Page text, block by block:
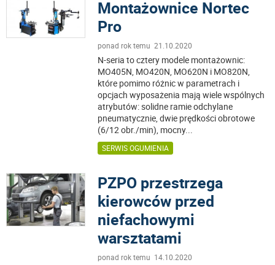
Montażownice Nortec
Pro
ponad rok temu 21.10.2020
N-seria to cztery modele montażownic:
MO405N, MO420N, MO620N i MO820N,
które pomimo różnic w parametrach i
opcjach wyposażenia mają wiele wspólnych
atrybutów: solidne ramie odchylane
pneumatycznie, dwie prędkości obrotowe
(6/12 obr./min), mocny...
SERWIS OGUMIENIA
PZPO przestrzega
kierowców przed
niefachowymi
warsztatami
ponad rok temu 14.10.2020